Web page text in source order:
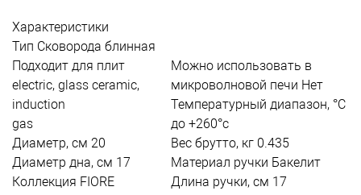
Характеристики
Тип Сковорода блинная
Подходит для плит
electric, glass ceramic,
induction
gas
Диаметр, см 20
Диаметр дна, см 17
Коллекция FIORE
Можно использовать в
микроволновой печи Нет
Температурный диапазон, °С
до +260°c
Вес брутто, кг 0.435
Материал ручки Бакелит
Длина ручки, см 17